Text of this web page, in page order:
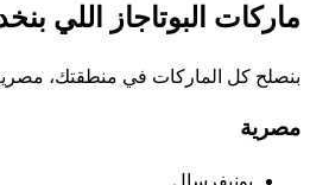
ماركات البوتاجاز اللي
بنصلح كل الماركات في منطقتك،
مصرية
يونيفرسال